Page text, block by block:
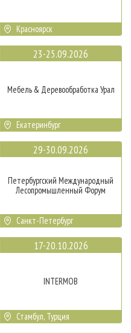
Красноярск
23-25.09.2026
Мебель & Деревообработка Урал
Екатеринбург
29-30.09.2026
Петербургский Международный
Лесопромышленный Форум
Санкт-Петербург
17-20.10.2026
INTERMOB
Стамбул, Турция